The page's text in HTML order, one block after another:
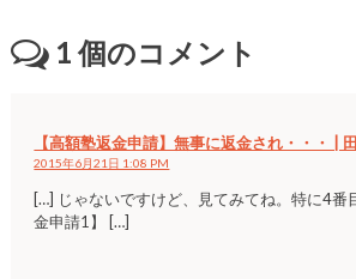
1個のコメント
【高額塾返金申請】無事に返金され・・・ |
2015年6月21日 1:08 PM
[…] じゃないですけど、見てみてね。特に4番
金申請1】 […]